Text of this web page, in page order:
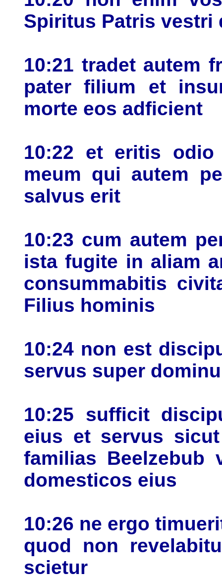
Spiritus Patris
10:21 tradet autem
pater filium et
morte eos adficient
10:22 et eritis odio
meum qui autem
salvus erit
10:23 cum autem
ista fugite in aliam
consummabitis
Filius hominis
10:24 non est
servus super
10:25 sufficit
eius et servus
familias Beelzebub
domesticos eius
10:26 ne ergo
quod non
scietur